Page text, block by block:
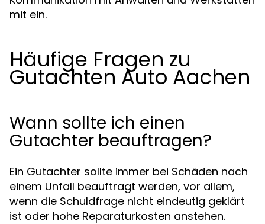
mit ein.
Häufige Fragen zu
Gutachten Auto Aachen
Wann sollte ich einen
Gutachter beauftragen?
Ein Gutachter sollte immer bei Schäden nach
einem Unfall beauftragt werden, vor allem,
wenn die Schuldfrage nicht eindeutig geklärt
ist oder hohe Reparaturkosten anstehen.